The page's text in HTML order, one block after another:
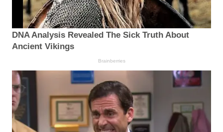
DNA Analysis Revealed The Sick Truth About
Ancient Vikings
Brainberries